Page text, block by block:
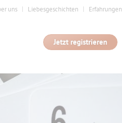
uns Liebesgeschichten Erfahrungen
Jetzt registrieren